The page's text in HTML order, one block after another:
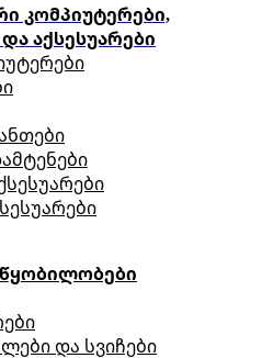
კომპიუტერები,
აქსესუარები
და სვიჩები